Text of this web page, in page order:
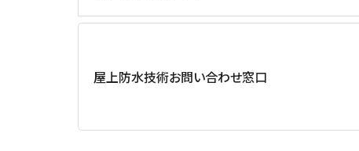
屋上防水技術お問い合わせ窓口